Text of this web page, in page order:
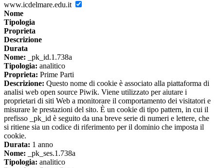
www.icdelmare.edu.it
Nome
Tipologia
Proprieta
Descrizione
Durata
Nome: _pk_id.1.738a
Tipologia: analitico
Proprieta: Prime Parti
Descrizione: Questo nome di cookie è associato alla piattaforma di
analisi web open source Piwik. Viene utilizzato per aiutare i
proprietari di siti Web a monitorare il comportamento dei visitatori e
misurare le prestazioni del sito. È un cookie di tipo pattern, in cui il
prefisso _pk_id è seguito da una breve serie di numeri e lettere, che
si ritiene sia un codice di riferimento per il dominio che imposta il
cookie.
Durata: 1 anno
Nome: _pk_ses.1.738a
Tipologia: analitico